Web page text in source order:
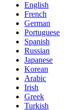
English
French
German
Portuguese
Spanish
Russian
Japanese
Korean
Arabic
Irish
Greek
Turkish